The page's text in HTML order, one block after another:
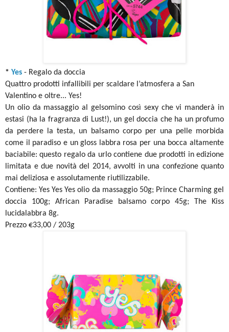
* Yes - Regalo da doccia
Quattro prodotti infallibili per scaldare l’atmosfera a San
Valentino e oltre... Yes!
Un olio da massaggio al gelsomino così sexy che vi manderà in
estasi (ha la fragranza di Lust!), un gel doccia che ha un profumo
da perdere la testa, un balsamo corpo per una pelle morbida
come il paradiso e un gloss labbra rosa per una bocca altamente
baciabile: questo regalo da urlo contiene due prodotti in edizione
limitata e due novità del 2014, avvolti in una confezione quanto
mai deliziosa e assolutamente riutilizzabile.
Contiene: Yes Yes Yes olio da massaggio 50g; Prince Charming gel
doccia 100g; African Paradise balsamo corpo 45g; The Kiss
lucidalabbra 8g.
Prezzo €33,00 / 203g